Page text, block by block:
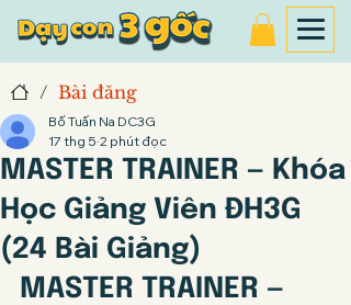
/ Bài đăng
MASTER TRAINER — Khóa
Học Giảng Viên ĐH3G
(24 Bài Giảng)
Bố Tuấn Na DC3G
17 thg 5 2 phút đọc
MASTER TRAINER —